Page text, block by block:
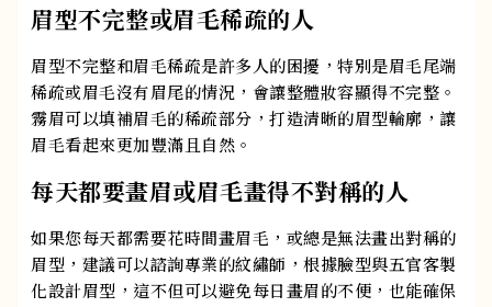
眉型不完整或眉毛稀疏的人
眉型不完整和眉毛稀疏是許多人的困擾，特別是眉毛尾端
稀疏或眉毛沒有眉尾的情況，會讓整體妝容顯得不完整。
霧眉可以填補眉毛的稀疏部分，打造清晰的眉型輪廓，讓
眉毛看起來更加豐滿且自然。
每天都要畫眉或眉毛畫得不對稱的人
如果您每天都需要花時間畫眉毛，或總是無法畫出對稱的
眉型，建議可以諮詢專業的紋繡師，根據臉型與五官客製
化設計眉型，這不但可以避免每日畫眉的不便，也能確保